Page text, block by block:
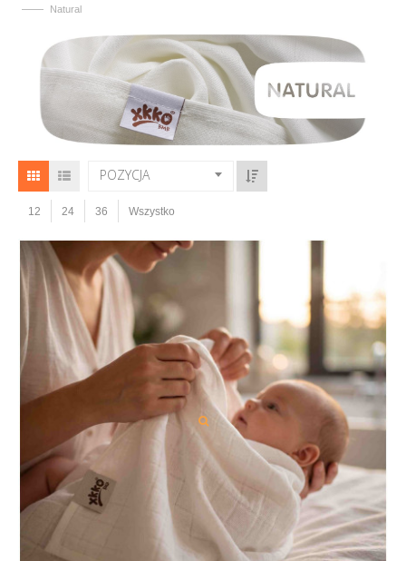
—— Natural
POZYCJA
12 24 36 Wszystko